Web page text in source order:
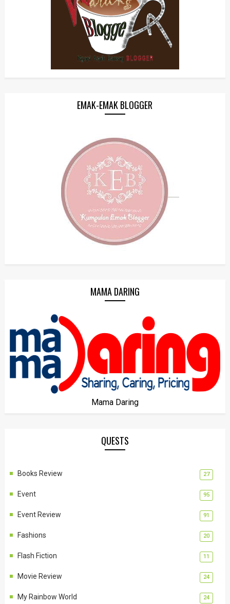
EMAK-EMAK BLOGGER
MAMA DARING
Mama Daring
QUESTS
Books Review 27
Event 95
Event Review 91
Fashions 20
Flash Fiction 11
Movie Review 24
My Rainbow World 24